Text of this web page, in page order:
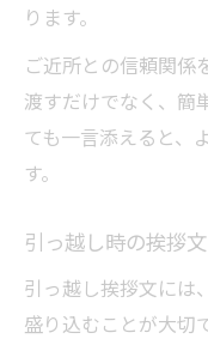
ります。
ご近所との信頼関係
渡すだけでなく、簡
ても一言添えると、
す。
引っ越し時の挨拶
引っ越し挨拶文には
盛り込むことが大切